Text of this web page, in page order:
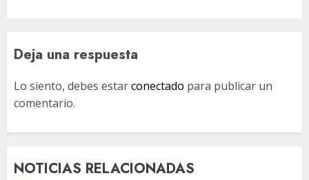
Deja una respuesta
Lo siento, debes estarconectado para publicar un
comentario.
NOTICIAS RELACIONADAS